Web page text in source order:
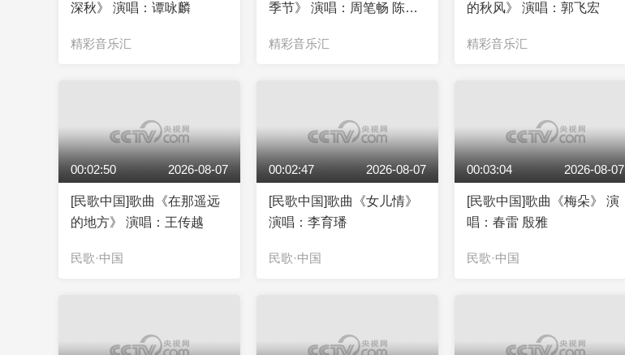
深秋》 演唱：谭咏麟
精彩音乐汇
季节》 演唱：周笔畅 陈小
精彩音乐汇
的秋风》 演唱：郭飞宏
精彩音乐汇
00:02:50 2026-08-07
[民歌中国]歌曲《在那遥远
的地方》 演唱：王传越
民歌·中国
00:02:47 2026-08-07
[民歌中国]歌曲《女儿情》
演唱：李育璠
民歌·中国
00:03:04 2026-08-07
[民歌中国]歌曲《梅朵》 演
唱：春雷 殷雅
民歌·中国